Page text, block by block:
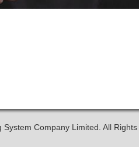
Company Limited. All